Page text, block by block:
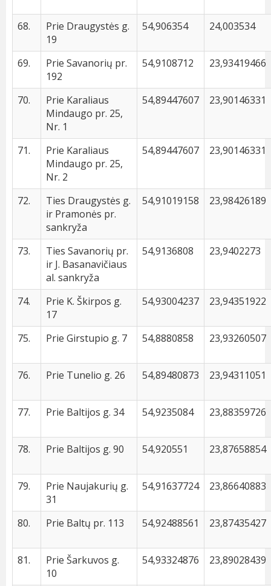
68.
Prie Draugystės g.
19
54,906354 24,003534
69.
Prie Savanorių pr.
192
54,9108712 23,93419466
70.
Prie Karaliaus
Mindaugo pr. 25,
Nr. 1
54,89447607 23,90146331
71.
Prie Karaliaus
Mindaugo pr. 25,
Nr. 2
54,89447607 23,90146331
72.
Ties Draugystės g.
ir Pramonės pr.
sankryža
54,91019158 23,98426189
73.
Ties Savanorių pr.
ir J. Basanavičiaus
al. sankryža
54,9136808 23,9402273
74.
Prie K. Škirpos g.
17
54,93004237 23,94351922
75. Prie Girstupio g. 7 54,8880858 23,93260507
76. Prie Tunelio g. 26 54,89480873 23,94311051
77. Prie Baltijos g. 34 54,9235084 23,88359726
78. Prie Baltijos g. 90 54,920551 23,87658854
79.
Prie Naujakurių g.
31
54,91637724 23,86640883
80. Prie Baltų pr. 113 54,92488561 23,87435427
81.
Prie Šarkuvos g.
10
54,93324876 23,89028439